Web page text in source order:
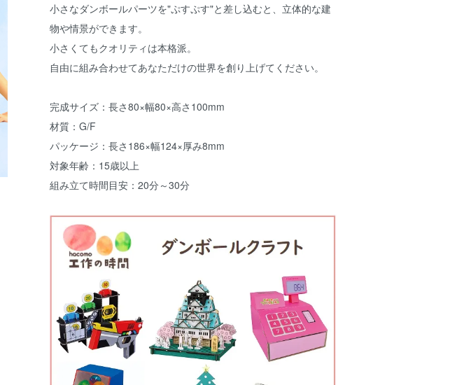
小さなダンボールパーツを"ぷすぷす"と差し込むと、立体的な建
物や情景ができます。
小さくてもクオリティは本格派。
自由に組み合わせてあなただけの世界を創り上げてください。
完成サイズ：長さ80×幅80×高さ100mm
材質：G/F
パッケージ：長さ186×幅124×厚み8mm
対象年齢：15歳以上
組み立て時間目安：20分～30分